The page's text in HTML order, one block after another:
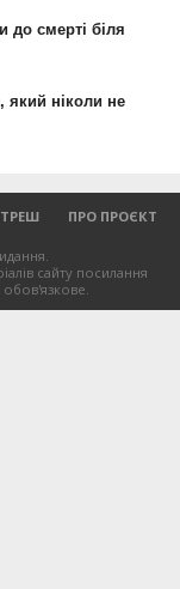
ТРЕШ ПРО ПРОЄКТ
сайту посилання
обов'язкове.